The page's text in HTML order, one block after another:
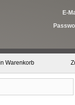
E-
Warenkorb